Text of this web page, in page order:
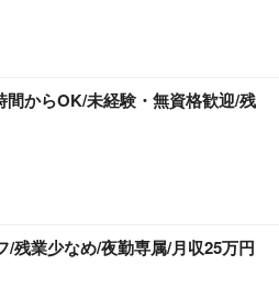
からOK/未経験・無資格歓迎/残
残業少なめ/夜勤専属/月収25万円